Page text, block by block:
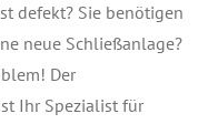
defekt? Sie benötigen
neue Schließanlage?
Der
Ihr Spezialist für